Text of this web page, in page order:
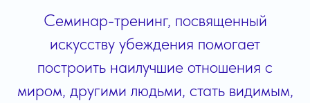
Семинар-тренинг, посвященный
искусству убеждения помогает
построить наилучшие отношения с
миром, другими людьми, стать видимым,